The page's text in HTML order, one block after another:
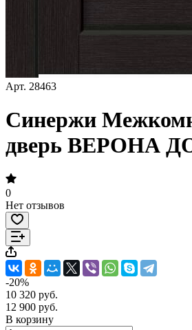
Арт. 28463
Синержи
дверь ВЕРОНА
0
Нет отзывов
-20%
10 320 руб.
12 900 руб.
В корзину